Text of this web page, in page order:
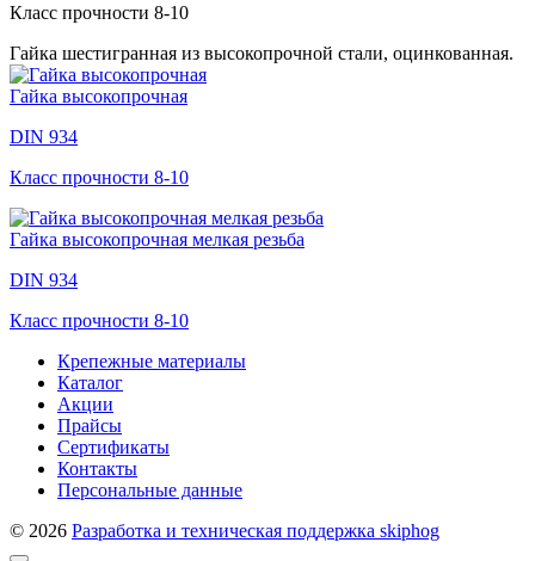
Класс прочности 8-10
Гайка шестигранная из высокопрочной стали, оцинкованная.
Гайка высокопрочная
DIN 934
Класс прочности 8-10
Гайка высокопрочная мелкая резьба
DIN 934
Класс прочности 8-10
Крепежные материалы
Каталог
Акции
Прайсы
Сертификаты
Контакты
Персональные данные
© 2026 Разработка и техническая поддержка skiphog